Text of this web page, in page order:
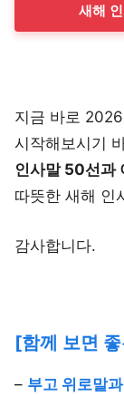
새해
지금 바로
시작해보시기
인사말 50선과
따뜻한 새해 인
감사합니다.
[함께 보면
– 부고 위로말